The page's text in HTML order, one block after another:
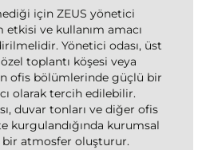
için ZEUS yönetici
etkisi ve kullanım amacı
Yönetici odası, üst
toplantı köşesi veya
ofis bölümlerinde güçlü bir
olarak tercih edilebilir.
duvar tonları ve diğer ofis
kurgulandığında kurumsal
atmosfer oluşturur.